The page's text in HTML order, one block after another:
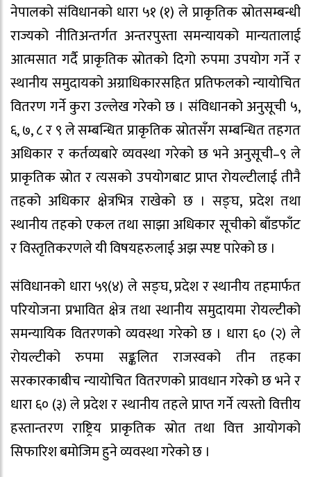
नेपालको संविधानको धारा ५१ (१) ले प्राकृतिक स्रोतसम्बन्धी
राज्यको नीतिअन्तर्गत अन्तरपुस्ता समन्यायको मान्यतालाई
आत्मसात गर्दै प्राकृतिक स्रोतको दिगो रुपमा उपयोग गर्ने र
स्थानीय समुदायको अग्राधिकारसहित प्रतिफलको न्यायोचित
वितरण गर्ने कुरा उल्लेख गरेको छ । संविधानको अनुसूची ५,
६, ७, ८ र ९ ले सम्बन्धित प्राकृतिक स्रोतसँग सम्बन्धित तहगत
अधिकार र कर्तव्यबारे व्यवस्था गरेको छ भने अनुसूची–९ ले
प्राकृतिक स्रोत र त्यसको उपयोगबाट प्राप्त रोयल्टीलाई तीनै
तहको अधिकार क्षेत्रभित्र राखेको छ । सङ्घ, प्रदेश तथा
स्थानीय तहको एकल तथा साझा अधिकार सूचीको बाँडफाँट
र विस्तृतिकरणले यी विषयहरुलाई अझ स्पष्ट पारेको छ ।
संविधानको धारा ५९(४) ले सङ्घ, प्रदेश र स्थानीय तहमार्फत
परियोजना प्रभावित क्षेत्र तथा स्थानीय समुदायमा रोयल्टीको
समन्यायिक वितरणको व्यवस्था गरेको छ । धारा ६० (२) ले
रोयल्टीको रुपमा सङ्कलित राजस्वको तीन तहका
सरकारकाबीच न्यायोचित वितरणको प्रावधान गरेको छ भने र
धारा ६० (३) ले प्रदेश र स्थानीय तहले प्राप्त गर्ने त्यस्तो वित्तीय
हस्तान्तरण राष्ट्रिय प्राकृतिक स्रोत तथा वित्त आयोगको
सिफारिश बमोजिम हुने व्यवस्था गरेको छ ।